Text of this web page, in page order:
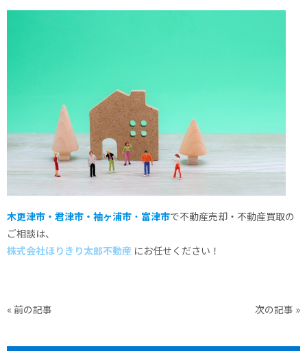
木更津市・君津市・袖ヶ浦市 ・ 富津市で不動産売却・不動産買取の
ご相談は、
株式会社ほりきり太郎不動産 にお任せください！
« 前の記事 次の記事 »